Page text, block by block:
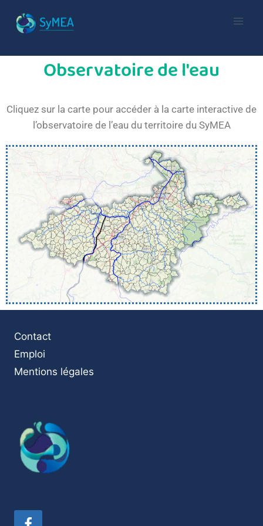
Observatoire de l'eau
Cliquez sur la carte pour accéder à la carte interactive de
l’observatoire de l’eau du territoire du SyMEA
Contact
Emploi
Mentions légales